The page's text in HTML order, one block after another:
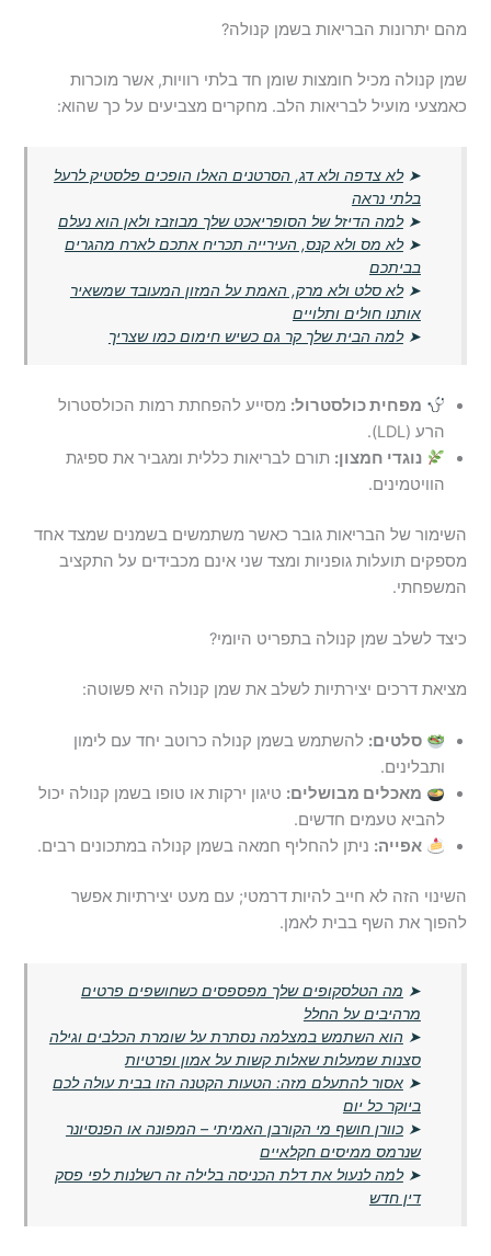
מהם יתרונות הבריאות בשמן קנולה?
שמן קנולה מכיל חומצות שומן חד בלתי רוויות, אשר מוכרות
כאמצעי מועיל לבריאות הלב. מחקרים מצביעים על כך שהוא:
➤לא צדפה ולא דג, הסרטנים האלו הופכים פלסטיק לרעל
בלתי נראה
➤למה הדיזל של הסופריאכט שלך מבוזבז ולאן הוא נעלם
➤לא מס ולא קנס, העירייה תכריח אתכם לארח מהגרים
בביתכם
➤לא סלט ולא מרק, האמת על המזון המעובד שמשאיר
אותנו חולים ותלויים
➤למה הבית שלך קר גם כשיש חימום כמו שצריך
מפחית כולסטרול: מסייע להפחתת רמות הכולסטרול
הרע (LDL).
נוגדי חמצון: תורם לבריאות כללית ומגביר את ספיגת
הוויטמינים.
השימור של הבריאות גובר כאשר משתמשים בשמנים שמצד אחד
מספקים תועלות גופניות ומצד שני אינם מכבידים על התקציב
המשפחתי.
כיצד לשלב שמן קנולה בתפריט היומי?
מציאת דרכים יצירתיות לשלב את שמן קנולה היא פשוטה:
סלטים: להשתמש בשמן קנולה כרוטב יחד עם לימון
ותבלינים.
מאכלים מבושלים: טיגון ירקות או טופו בשמן קנולה יכול
להביא טעמים חדשים.
אפייה: ניתן להחליף חמאה בשמן קנולה במתכונים רבים.
השינוי הזה לא חייב להיות דרמטי; עם מעט יצירתיות אפשר
להפוך את השף בבית לאמן.
➤ מה הטלסקופים שלך מפספסים כשחושפים פרטים
מרהיבים על החלל
➤ הוא השתמש במצלמה נסתרת על שומרת הכלבים וגילה
סצנות שמעלות שאלות קשות על אמון ופרטיות
➤אסור להתעלם מזה: הטעות הקטנה הזו בבית עולה לכם
ביוקר כל יום
➤כוורן חושף מי הקורבן האמיתי – המפונה או הפנסיונר
שנרמס ממיסים חקלאיים
➤למה לנעול את דלת הכניסה בלילה זה רשלנות לפי פסק
דין חדש